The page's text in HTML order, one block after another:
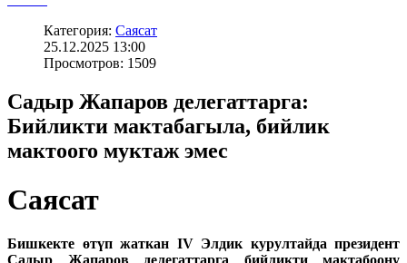
Категория: Саясат
25.12.2025 13:00
Просмотров: 1509
Садыр Жапаров делегаттарга:
Бийликти мактабагыла, бийлик
мактоого муктаж эмес
Саясат
Бишкекте өтүп жаткан IV Элдик курултайда президент
Садыр Жапаров делегаттарга бийликти мактабоону